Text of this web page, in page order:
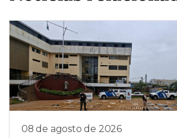
08 de agosto de 2026